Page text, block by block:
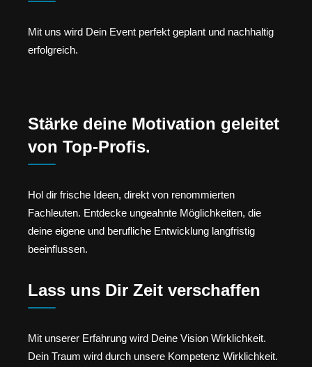
Mit uns wird Dein Event perfekt geplant und nachhaltig
erfolgreich.
Stärke deine Motivation geleitet
von Top-Profis.
Hol dir frische Ideen, direkt von renommierten
Fachleuten. Entdecke ungeahnte Möglichkeiten, die
deine eigene und berufliche Entwicklung langfristig
beeinflussen.
Lass uns Dir Zeit verschaffen
Mit unserer Erfahrung wird Deine Vision Wirklichkeit.
Dein Traum wird durch unsere Kompetenz Wirklichkeit.